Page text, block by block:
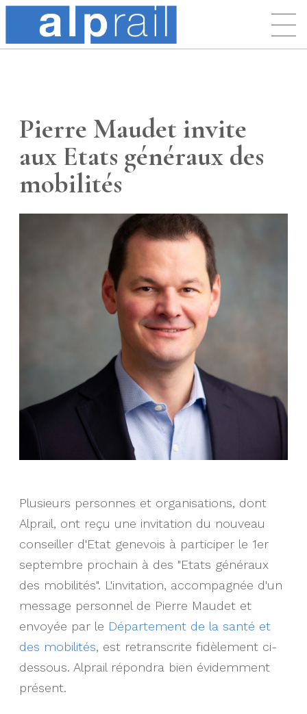
Pierre Maudet invite
aux Etats généraux des
mobilités
Plusieurs personnes et organisations, dont
Alprail, ont reçu une invitation du nouveau
conseiller d'Etat genevois à participer le 1er
septembre prochain à des "Etats généraux
des mobilités". L'invitation, accompagnée d'un
message personnel de Pierre Maudet et
envoyée par le Département de la santé et
des mobilités, est retranscrite fidèlement ci-
dessous. Alprail répondra bien évidemment
présent.